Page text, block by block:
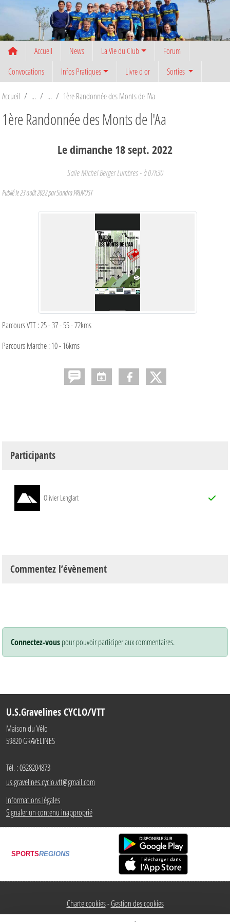
Accueil News La Vie du Club
Forum
Convocations
Infos Pratiques Livre d or Sorties
Accueil 1ère Randonnée des Monts de l'Aa
1ère Randonnée des Monts de l'Aa
Ledimanche18sept.2022
Salle Michel Berger Lumbres - à 07h30
Publié le23 août 2022parSandra PRUVOST
Parcours VTT : 25 - 37 - 55 - 72kms
Parcours Marche : 10 - 16kms
Participants
Olivier Lenglart
Commentez l’évènement
Connectez-vouspour pouvoir participer aux commentaires.
U.S.Gravelines CYCLO/VTT
Maison du Vélo
59820GRAVELINES
Tél. :0328204873
us.gravelines.cyclo.vtt@gmail.com
Informations légales
Signaler un contenu inapproprié
SPORTSREGIONS
Charte cookies Gestion des cookies
Panneau de gestion des cookies